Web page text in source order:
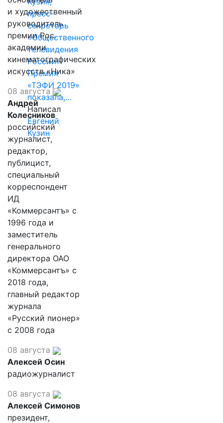
пресс-
секретарь
«Общественного
телевидения
России»:
Премия
«ТЭФИ 2019»
показала,…
Написал
Евгений
Кузин
и художественный
руководитель
премии Рос.
академии
кинематографических
искусств «Ника»
08 августа
Андрей
Колесников
российский
журналист,
редактор,
публицист,
специальный
корреспондент
ИД
«Коммерсантъ» с
1996 года и
заместитель
генерального
директора ОАО
«Коммерсантъ» с
2018 года,
главный редактор
журнала
«Русский пионер»
с 2008 года
08 августа
Алексей Осин
радиожурналист
08 августа
Алексей Симонов
президент,